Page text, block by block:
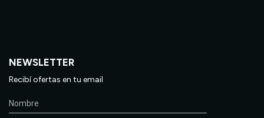
NEWSLETTER
Recibí ofertas en tu email